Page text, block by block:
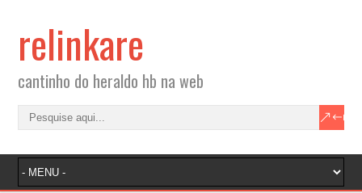
relinkare
cantinho do heraldo hb na web